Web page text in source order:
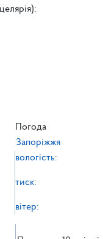
Погода
Запоріжжя
вологість:
тиск:
вітер: